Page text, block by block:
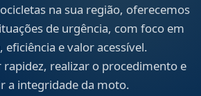
na sua região, oferecemos
de urgência, com foco em
eficiência e valor acessível.
realizar o procedimento e
a integridade da moto.